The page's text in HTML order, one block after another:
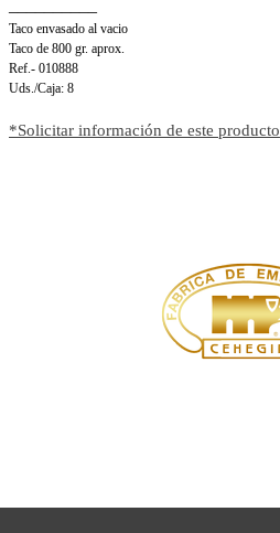
Taco envasado al vacio
Taco de 800 gr. aprox.
Ref.- 010888
Uds./Caja: 8
*Solicitar información de este producto